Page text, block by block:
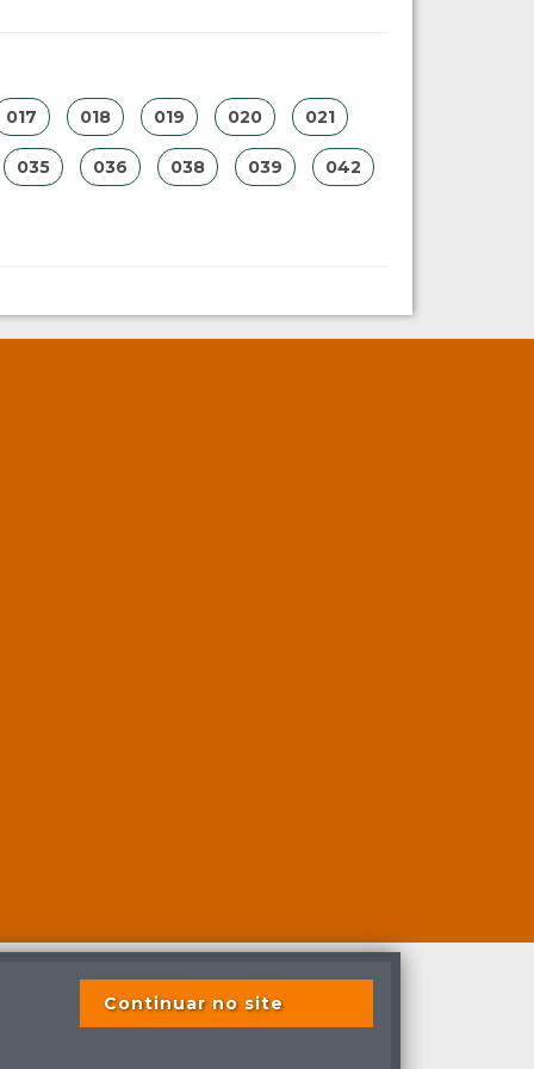
017 018 019 020 021
035 036 038 039 042
Continuar no site